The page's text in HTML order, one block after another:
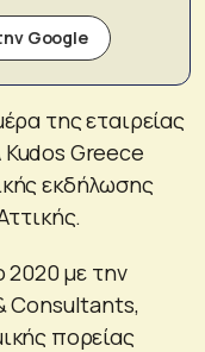
Google
της εταιρείας
Greece
εκδήλωσης
2020 με την
Consultants,
πορείας